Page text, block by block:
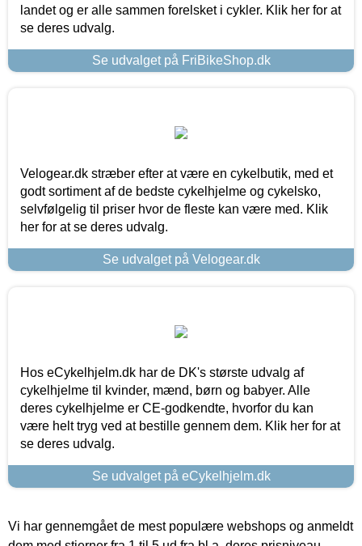
landet og er alle sammen forelsket i cykler. Klik her for at
se deres udvalg.
Se udvalget på FriBikeShop.dk
Velogear.dk stræber efter at være en cykelbutik, med et
godt sortiment af de bedste cykelhjelme og cykelsko,
selvfølgelig til priser hvor de fleste kan være med. Klik
her for at se deres udvalg.
Se udvalget på Velogear.dk
Hos eCykelhjelm.dk har de DK's største udvalg af
cykelhjelme til kvinder, mænd, børn og babyer. Alle
deres cykelhjelme er CE-godkendte, hvorfor du kan
være helt tryg ved at bestille gennem dem. Klik her for at
se deres udvalg.
Se udvalget på eCykelhjelm.dk
Vi har gennemgået de mest populære webshops og anmeldt